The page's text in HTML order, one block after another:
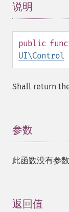
说明
public
UI\Control
Shall return
参数
此函数没有参数
返回值